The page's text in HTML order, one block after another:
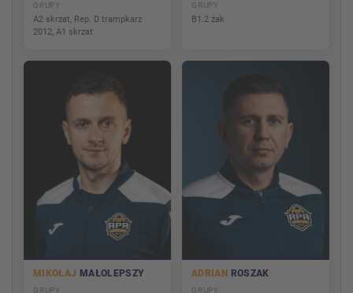
GRUPY
A2 skrzat, Rep. D trampkarz
2012, A1 skrzat
GRUPY
B1.2 żak
MIKOŁAJ MAŁOLEPSZY
GRUPY
ADRIAN ROSZAK
GRUPY